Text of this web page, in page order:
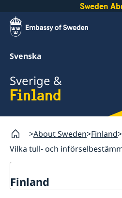
Sweden
Svenska
Sverige &
Finland
About Sweden Finland
Vilka tull- och
Finland